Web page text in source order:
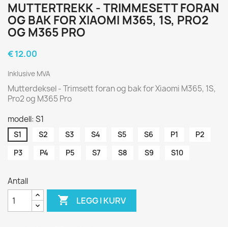
MUTTERTREKK - TRIMMESETT FORAN
OG BAK FOR XIAOMI M365, 1S, PRO2
OG M365 PRO
€ 12.00
Inklusive MVA
Mutterdeksel - Trimsett foran og bak for Xiaomi M365, 1S,
Pro2 og M365 Pro
modell: S1
S1 S2 S3 S4 S5 S6 P1
P2
P3
P4 P5 S7 S8 S9 S10
Antall
 LEGG I KURV